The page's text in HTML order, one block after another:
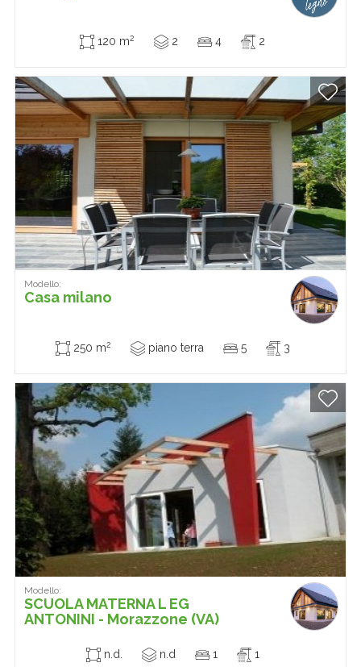
120 m2 2 4 2
Modello:
Casa milano
250 m2 piano terra 5 3
Modello:
SCUOLA MATERNA L EG
ANTONINI - Morazzone (VA)
n.d. n.d 1 1